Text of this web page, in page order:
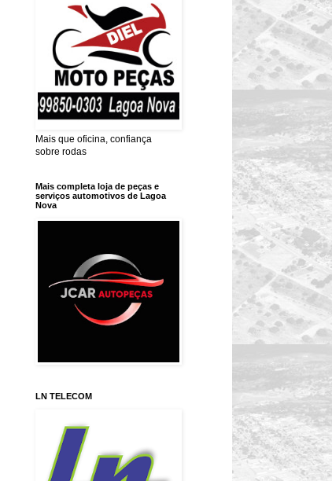
Mais que oficina, confiança
sobre rodas
Mais completa loja de peças e
serviços automotivos de Lagoa
Nova
LN TELECOM